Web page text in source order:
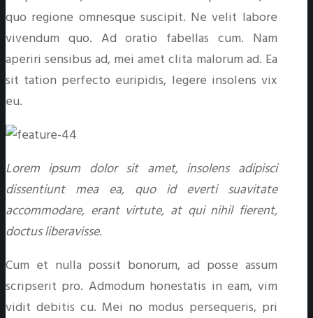
quo regione omnesque suscipit. Ne velit labore
vivendum quo. Ad oratio fabellas cum. Nam
aperiri sensibus ad, mei amet clita malorum ad. Ea
sit tation perfecto euripidis, legere insolens vix
eu.
Lorem ipsum dolor sit amet, insolens adipisci
dissentiunt mea ea, quo id everti suavitate
accommodare, erant virtute, at qui nihil fierent,
doctus liberavisse.
Cum et nulla possit bonorum, ad posse assum
scripserit pro. Admodum honestatis in eam, vim
vidit debitis cu. Mei no modus persequeris, pri